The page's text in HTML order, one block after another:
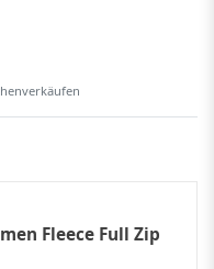
Fleece Full Zip